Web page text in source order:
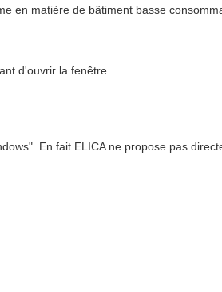
en matière de bâtiment basse
d'ouvrir la fenêtre.
En fait ELICA ne propose pas